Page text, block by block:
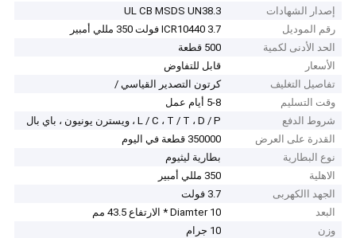
إصدار الشهادات
UL CB MSDS UN38.3
رقم الموديل
ICR10440 3.7 فولت 350 مللي أمبير
الحد الأدنى لكمية
500 قطعة
الأسعار
قابل للتفاوض
تفاصيل التغليف
كرتون التصدير القياسي /
وقت التسليم
5-8 أيام عمل
شروط الدفع
L / C ، T / T ، D / P ، ويسترن يونيون ، باي بال
القدرة على العرض
350000 قطعة في اليوم
نوع البطارية
بطارية ليثيوم
الاهلية
350 مللي أمبير
الجهد االكهربى
3.7 فولت
البعد
Diamter 10 * الارتفاع 43.5 مم
وزن
10 جرام